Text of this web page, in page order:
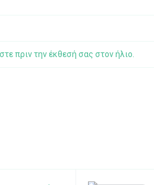
πριν την έκθεσή σας στον ήλιο.